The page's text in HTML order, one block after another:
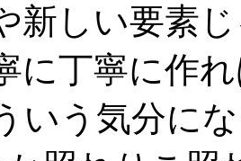
新しい要素
に丁寧に作
いう気分に